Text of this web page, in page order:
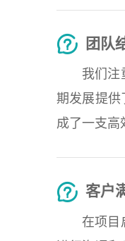
团队
我们注
期发展提供
成了一支高
客户
在项目